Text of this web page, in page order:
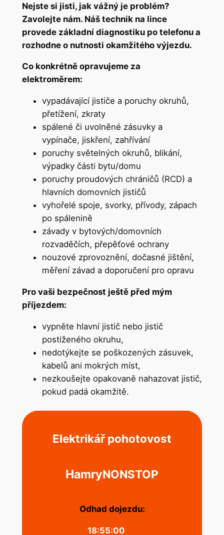
Nejste si jisti, jak vážný je problém?
Zavolejte nám. Náš technik na lince
provede základní diagnostiku po telefonu a
rozhodne o nutnosti okamžitého výjezdu.
Co konkrétně opravujeme za
elektroměrem:
vypadávající jističe a poruchy okruhů,
přetížení, zkraty
spálené či uvolněné zásuvky a
vypínače, jiskření, zahřívání
poruchy světelných okruhů, blikání,
výpadky části bytu/domu
poruchy proudových chráničů (RCD) a
hlavních domovních jističů
vyhořelé spoje, svorky, přívody, zápach
po spálenině
závady v bytových/domovních
rozvaděčích, přepěťové ochrany
nouzové zprovoznění, dočasné jištění,
měření závad a doporučení pro opravu
Pro vaši bezpečnost ještě před mým
příjezdem:
vypněte hlavní jistič nebo jistič
postiženého okruhu,
nedotýkejte se poškozených zásuvek,
kabelů ani mokrých míst,
nezkoušejte opakovaně nahazovat jistič,
pokud padá okamžitě.
Elektrikář pohotovost
HamryNONSTOP
Odhad dojezdu:
18:55:00